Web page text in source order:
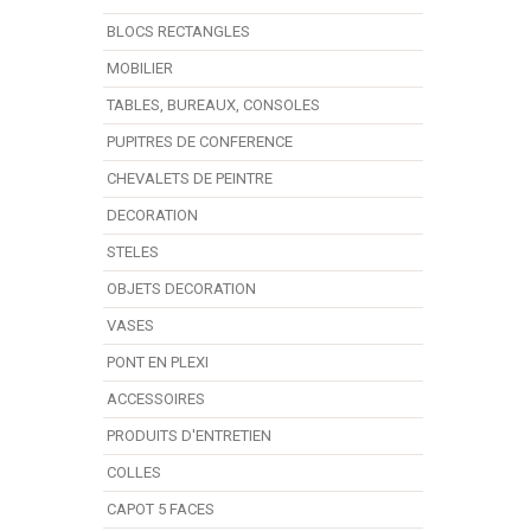
BLOCS RECTANGLES
MOBILIER
TABLES, BUREAUX, CONSOLES
PUPITRES DE CONFERENCE
CHEVALETS DE PEINTRE
DECORATION
STELES
OBJETS DECORATION
VASES
PONT EN PLEXI
ACCESSOIRES
PRODUITS D'ENTRETIEN
COLLES
CAPOT 5 FACES